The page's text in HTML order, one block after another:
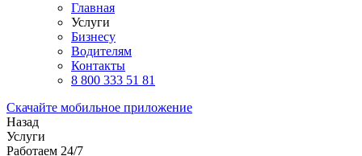
Главная
Услуги
Бизнесу
Водителям
Контакты
8 800 333 51 81
Скачайте мобильное приложение
Назад
Услуги
Работаем 24/7